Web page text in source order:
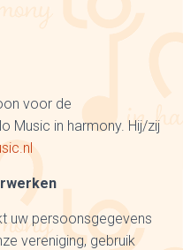
voor de
Music in harmony. Hij/zij
uw persoonsgegevens
vereniging, gebruik